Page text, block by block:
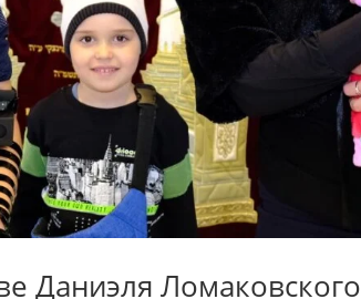
Даниэля Ломаковского